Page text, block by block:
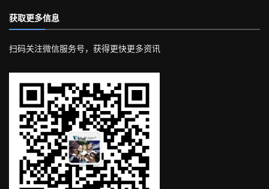
获取更多信息
扫码关注微信服务号，获得更快更多资讯